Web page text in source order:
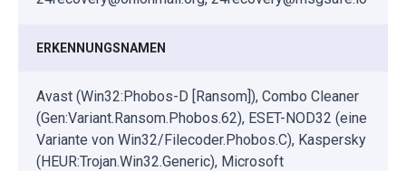
ERKENNUNGSNAMEN
Avast (Win32:Phobos-D [Ransom]), Combo Cleaner
(Gen:Variant.Ransom.Phobos.62), ESET-NOD32 (eine
Variante von Win32/Filecoder.Phobos.C), Kaspersky
(HEUR:Trojan.Win32.Generic), Microsoft